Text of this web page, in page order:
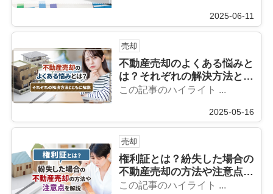
2025-06-11
売却
不動産売却のよくある悩みと
は？それぞれの解決方法とと
もに解説
この記事のハイライト ...
2025-05-16
売却
権利証とは？紛失した場合の
不動産売却の方法や注意点を
解説
この記事のハイライト ...